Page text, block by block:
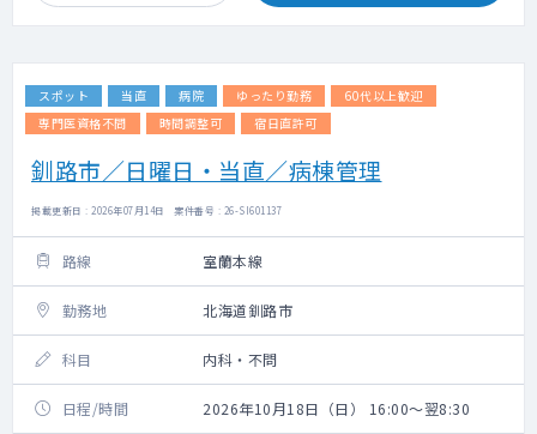
スポット 当直 病院 ゆったり勤務
60代以上歓迎
専門医資格不問
時間調整可 宿日直許可
釧路市／日曜日・当直／病棟管理
掲載更新日 : 2026年07月14日 案件番号 : 26-SI601137
路線 室蘭本線
勤務地 北海道釧路市
科目 内科・不問
日程/時間 2026年10月18日（日） 16:00～翌8:30